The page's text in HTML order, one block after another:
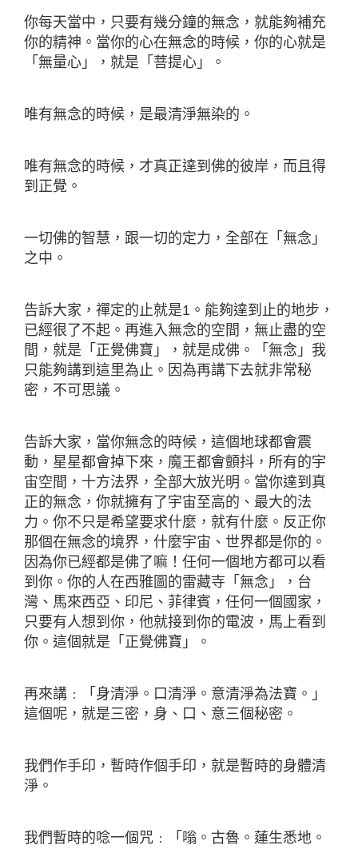
你每天當中，只要有幾分鐘的無念，就能夠補充
你的精神。當你的心在無念的時候，你的心就是
「無量心」，就是「菩提心」。
唯有無念的時候，是最清淨無染的。
唯有無念的時候，才真正達到佛的彼岸，而且得
到正覺。
一切佛的智慧，跟一切的定力，全部在「無念」
之中。
告訴大家，禪定的止就是1。能夠達到止的地步，
已經很了不起。再進入無念的空間，無止盡的空
間，就是「正覺佛寶」，就是成佛。「無念」我
只能夠講到這里為止。因為再講下去就非常秘
密，不可思議。
告訴大家，當你無念的時候，這個地球都會震
動，星星都會掉下來，魔王都會顫抖，所有的宇
宙空間，十方法界，全部大放光明。當你達到真
正的無念，你就擁有了宇宙至高的、最大的法
力。你不只是希望要求什麼，就有什麼。反正你
那個在無念的境界，什麼宇宙、世界都是你的。
因為你已經都是佛了嘛！任何一個地方都可以看
到你。你的人在西雅圖的雷藏寺「無念」，台
灣、馬來西亞、印尼、菲律賓，任何一個國家，
只要有人想到你，他就接到你的電波，馬上看到
你。這個就是「正覺佛寶」。
再來講﹕「身清淨。口清淨。意清淨為法寶。」
這個呢，就是三密，身、口、意三個秘密。
我們作手印，暫時作個手印，就是暫時的身體清
淨。
我們暫時的唸一個咒﹕「嗡。古魯。蓮生悉地。